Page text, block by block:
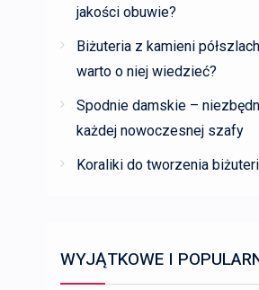
jakości obuwie?
Biżuteria z kamieni
warto o niej wiedzieć?
Spodnie damskie –
każdej nowoczesnej szafy
Koraliki do tworzenia
WYJĄTKOWE I